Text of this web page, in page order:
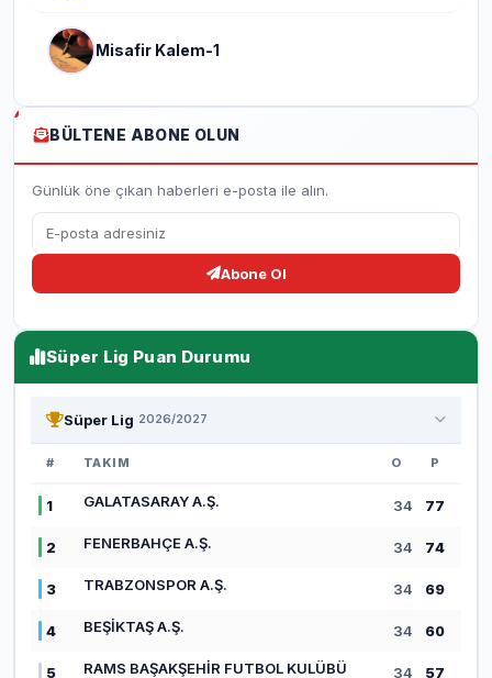
Misafir Kalem-1
BÜLTENE ABONE OLUN
Günlük öne çıkan haberleri e-posta ile alın.
Abone Ol
Süper Lig Puan Durumu
Süper Lig 2026/2027
# TAKIM O P
1 GALATASARAY A.Ş. 34 77
2 FENERBAHÇE A.Ş. 34 74
3 TRABZONSPOR A.Ş. 34 69
4 BEŞİKTAŞ A.Ş. 34 60
5 RAMS BAŞAKŞEHİR FUTBOL KULÜBÜ 34 57